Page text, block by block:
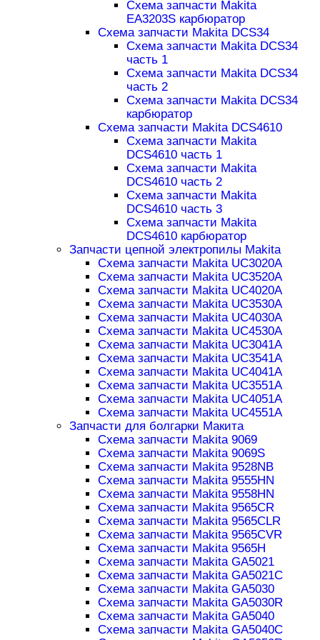
Схема запчасти Makita
EA3203S карбюратор
Схема запчасти Makita DCS34
Схема запчасти Makita DCS34
часть 1
Схема запчасти Makita DCS34
часть 2
Схема запчасти Makita DCS34
карбюратор
Схема запчасти Makita DCS4610
Схема запчасти Makita
DCS4610 часть 1
Схема запчасти Makita
DCS4610 часть 2
Схема запчасти Makita
DCS4610 часть 3
Схема запчасти Makita
DCS4610 карбюратор
Запчасти цепной электропилы Makita
Схема запчасти Makita UC3020A
Схема запчасти Makita UC3520A
Схема запчасти Makita UC4020A
Схема запчасти Makita UC3530A
Схема запчасти Makita UC4030A
Схема запчасти Makita UC4530A
Схема запчасти Makita UC3041A
Схема запчасти Makita UC3541A
Схема запчасти Makita UC4041A
Схема запчасти Makita UC3551A
Схема запчасти Makita UC4051A
Схема запчасти Makita UC4551A
Запчасти для болгарки Макита
Схема запчасти Makita 9069
Схема запчасти Makita 9069S
Схема запчасти Makita 9528NB
Схема запчасти Makita 9555HN
Схема запчасти Makita 9558HN
Схема запчасти Makita 9565CR
Схема запчасти Makita 9565CLR
Схема запчасти Makita 9565CVR
Схема запчасти Makita 9565H
Схема запчасти Makita GA5021
Схема запчасти Makita GA5021C
Схема запчасти Makita GA5030
Схема запчасти Makita GA5030R
Схема запчасти Makita GA5040
Схема запчасти Makita GA5040C